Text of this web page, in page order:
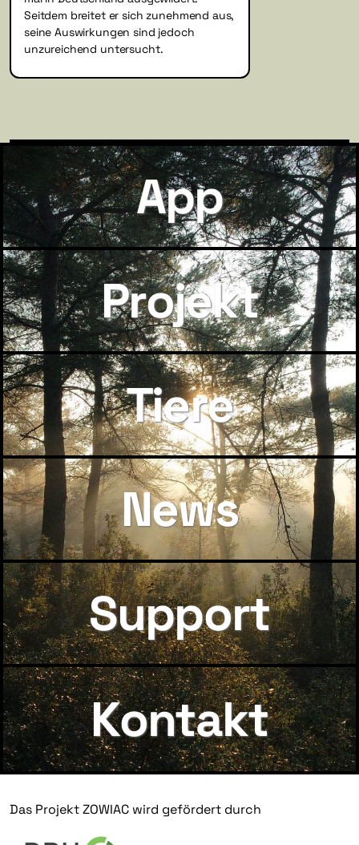
Seitdem breitet er sich zunehmend aus,
seine Auswirkungen sind jedoch
unzureichend untersucht.
App
Projekt
Tiere
News
Support
Kontakt
Das Projekt ZOWIAC wird gefördert durch